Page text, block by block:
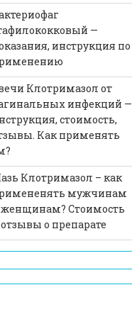
—
инструкция по
Клотримазол от
инфекций —
стоимость,
Как применять
Клотримазол – как
мужчинам
Стоимость
о препарате